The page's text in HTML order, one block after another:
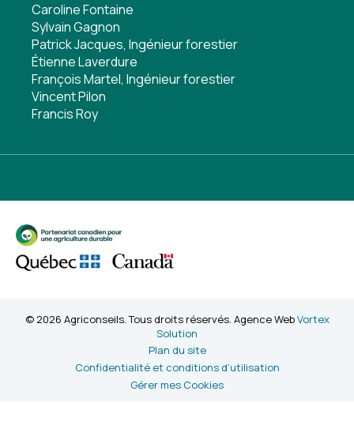
Caroline Fontaine
Sylvain Gagnon
Patrick Jacques, Ingénieur forestier
Étienne Laverdure
François Martel, Ingénieur forestier
Vincent Pilon
Francis Roy
© 2026 Agriconseils. Tous droits réservés. Agence WebVortex
Solution
Plan du site
Confidentialité et conditions d’utilisation
Gérer mes Cookies